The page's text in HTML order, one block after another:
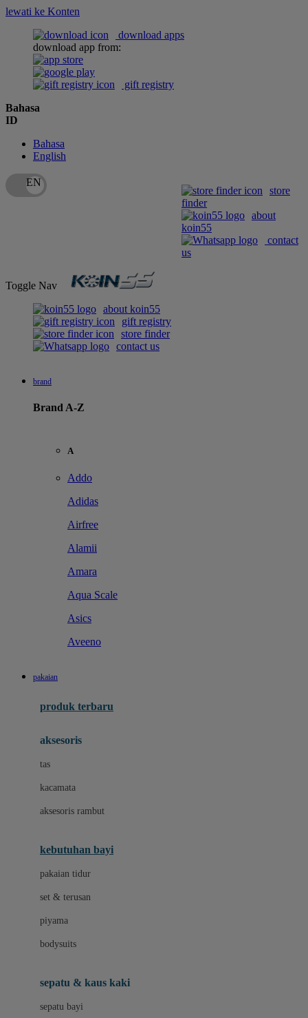
lewati ke Konten
download apps
download app from:
gift registry
Bahasa
ID
Bahasa
English
store
finder
about
koin55
contact
us
Toggle Nav
about koin55
gift registry
store finder
contact us
brand
Brand A-Z
A
Addo
Adidas
Airfree
Alamii
Amara
Aqua Scale
Asics
Aveeno
Baby Dove
Baby Rovega
Babybee
Bite Fighters
BNS SERIES
pakaian
produk terbaru
aksesoris
tas
kacamata
aksesoris rambut
kebutuhan bayi
pakaian tidur
set & terusan
piyama
bodysuits
sepatu & kaus kaki
sepatu bayi